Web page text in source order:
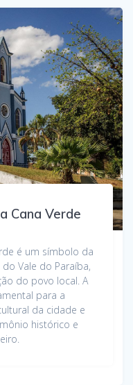
Cana Verde
é um símbolo da
Vale do Paraíba,
do povo local. A
para a
da cidade e
histórico e